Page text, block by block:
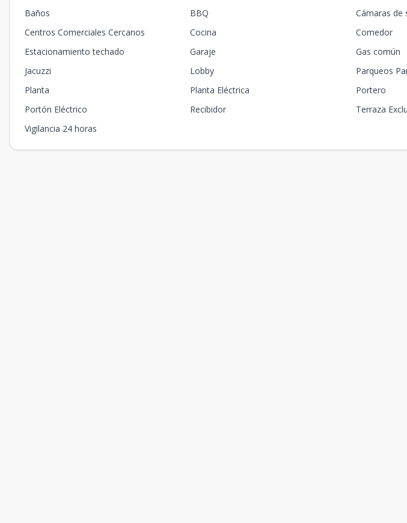
Baños
BBQ
Cámaras de
Centros Comerciales Cercanos
Cocina
Comedor
Estacionamiento techado
Garaje
Gas común
Jacuzzi
Lobby
Parqueos
Planta
Planta Eléctrica
Portero
Portón Eléctrico
Recibidor
Terraza
Vigilancia 24 horas